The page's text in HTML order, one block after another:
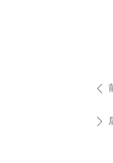
ꄴ
ꄲ